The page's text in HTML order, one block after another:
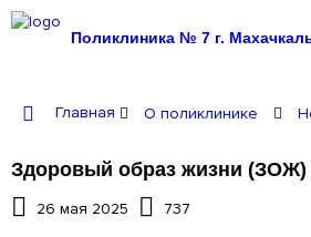
Поликлиника № 7 г.
Главная О поликлинике
Здоровый образ жизни (ЗОЖ)
26 мая 2025 737